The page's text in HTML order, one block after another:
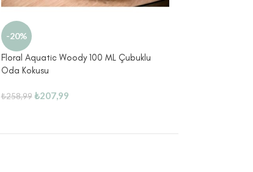
-20%
Floral Aquatic Woody 100 ML Çubuklu
Oda Kokusu
₺258,99 ₺207,99